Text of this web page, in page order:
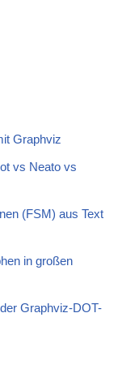
Graphviz
vs Neato vs
(FSM) aus Text
in großen
Graphviz-DOT-